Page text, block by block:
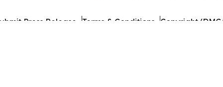
Press Release Terms & Conditions Copyright/